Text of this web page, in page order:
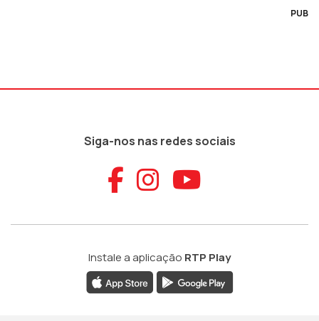
PUB
Siga-nos nas redes sociais
Aceder ao
Aceder ao
Aceder
Instale a aplicação RTP Play